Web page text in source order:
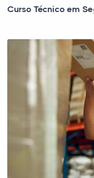
Curso Técnico em